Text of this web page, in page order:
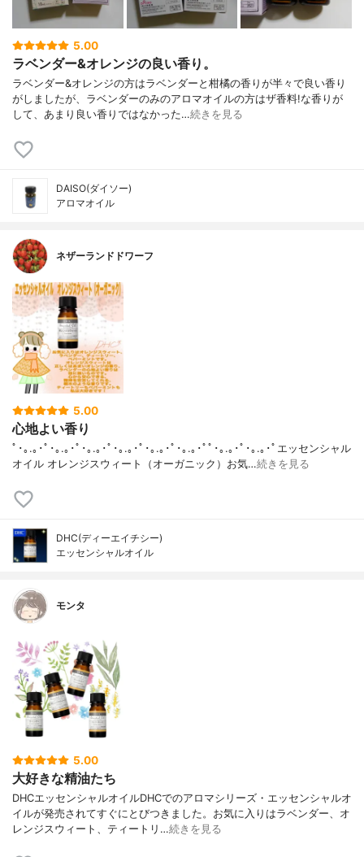
5.00
ラベンダー&オレンジの良い香り。
ラベンダー&オレンジの方はラベンダーと柑橘の香りが半々で良い香り
がしましたが、ラベンダーのみのアロマオイルの方はザ香料!な香りが
して、あまり良い香りではなかった…続きを見る
DAISO(ダイソー)
アロマオイル
ネザーランドドワーフ
5.00
心地よい香り
ﾟ･｡.｡･ﾟ･｡.｡･ﾟ･｡.｡･ﾟ･｡.｡･ﾟ･｡.｡･ﾟ･｡.｡･ﾟﾟ･｡.｡･ﾟ･｡.｡･ﾟエッセンシャル
オイル オレンジスウィート（オーガニック）お気…続きを見る
DHC(ディーエイチシー)
エッセンシャルオイル
モンタ
5.00
大好きな精油たち
DHCエッセンシャルオイルDHCでのアロマシリーズ・エッセンシャルオ
イルが発売されてすぐにとびつきました。お気に入りはラベンダー、オ
レンジスウィート、ティートリ…続きを見る